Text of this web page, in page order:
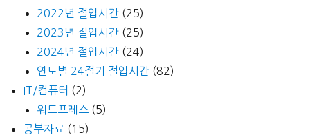
2022년 절입시간 (25)
2023년 절입시간 (25)
2024년 절입시간 (24)
연도별 24절기 절입시간 (82)
IT/컴퓨터 (2)
워드프레스 (5)
공부자료 (15)